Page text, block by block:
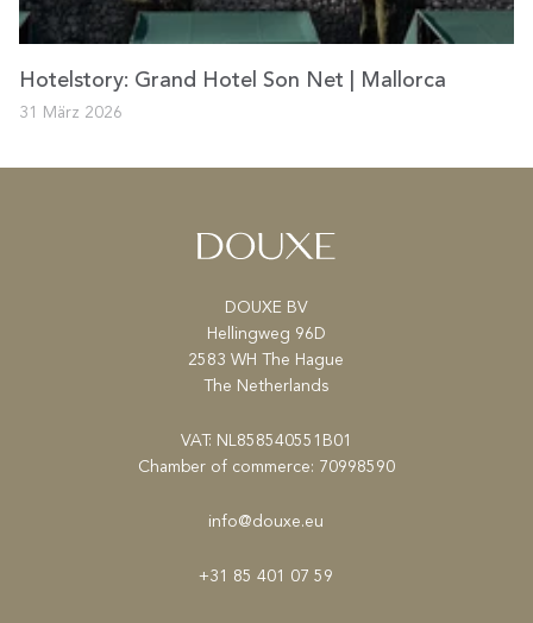
Hotelstory: Grand Hotel Son Net | Mallorca
31 März 2026
DOUXE BV
Hellingweg 96D
2583 WH The Hague
The Netherlands
VAT: NL858540551B01
Chamber of commerce: 70998590
info@douxe.eu
+31 85 401 07 59